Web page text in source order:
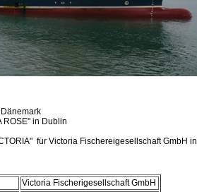
ROSE" in Dublin
für Victoria Fischereigesellschaft GmbH in
Victoria Fischerigesellschaft GmbH